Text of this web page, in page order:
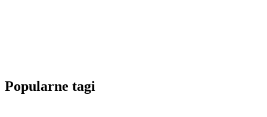
Popularne tagi